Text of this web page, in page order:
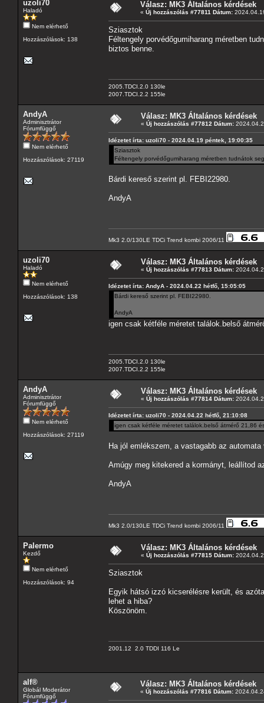
uzoli70
Haladó
Nem elérhető
Hozzászólások: 138
Válasz: MK3 Általános kérdések
« Új hozzászólás #77811 Dátum:
Sziasztok
Féltengely porvédőgumiharang méretben
biztos benne.
2005.TDCI.2.0 130le
2007.TDCI.2.2 155le
AndyA
Adminisztrátor
Fórumfüggő
Nem elérhető
Hozzászólások: 27119
Válasz: MK3 Általános kérdések
« Új hozzászólás #77812 Dátum:
Idézetet írta: uzoli70 - 2024.04.19 péntek, 19:00:35
Sziasztok
Féltengely porvédőgumiharang méretben tudnátok
Bárdi kereső szerint pl. FEBI22980.
AndyA
Mk3 2.0/130LE TDCi Trend kombi 2006/11
uzoli70
Haladó
Nem elérhető
Hozzászólások: 138
Válasz: MK3 Általános kérdések
« Új hozzászólás #77813 Dátum:
Idézetet írta: AndyA - 2024.04.22 hétfő, 15:05:05
Bárdi kereső szerint pl. FEBI22980.
AndyA
igen csak kétféle méretet találok.belső
2005.TDCI.2.0 130le
2007.TDCI.2.2 155le
AndyA
Adminisztrátor
Fórumfüggő
Nem elérhető
Hozzászólások: 27119
Válasz: MK3 Általános kérdések
« Új hozzászólás #77814 Dátum:
Idézetet írta: uzoli70 - 2024.04.22 hétfő, 21:10:08
igen csak kétféle méretet találok.belső átmérő 21,86
Ha jól emlékszem, a vastagabb az
Amúgy meg kitekered a kormányt, leállítod
AndyA
Mk3 2.0/130LE TDCi Trend kombi 2006/11
Palermo
Kezdő
Nem elérhető
Hozzászólások: 94
Válasz: MK3 Általános kérdések
« Új hozzászólás #77815 Dátum:
Sziasztok
Egyik hátsó izzó kicserélésre került, és
lehet a hiba?
Köszönöm.
2001.12 2.0 TDDI 116 Le
alf®
Globál Moderátor
Fórumfüggő
Válasz: MK3 Általános kérdések
« Új hozzászólás #77816 Dátum: